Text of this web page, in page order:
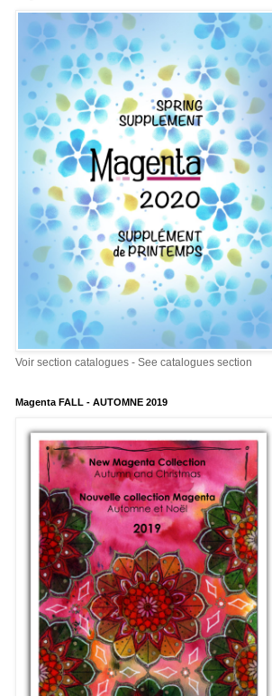
Voir section catalogues - See catalogues section
Magenta FALL - AUTOMNE 2019